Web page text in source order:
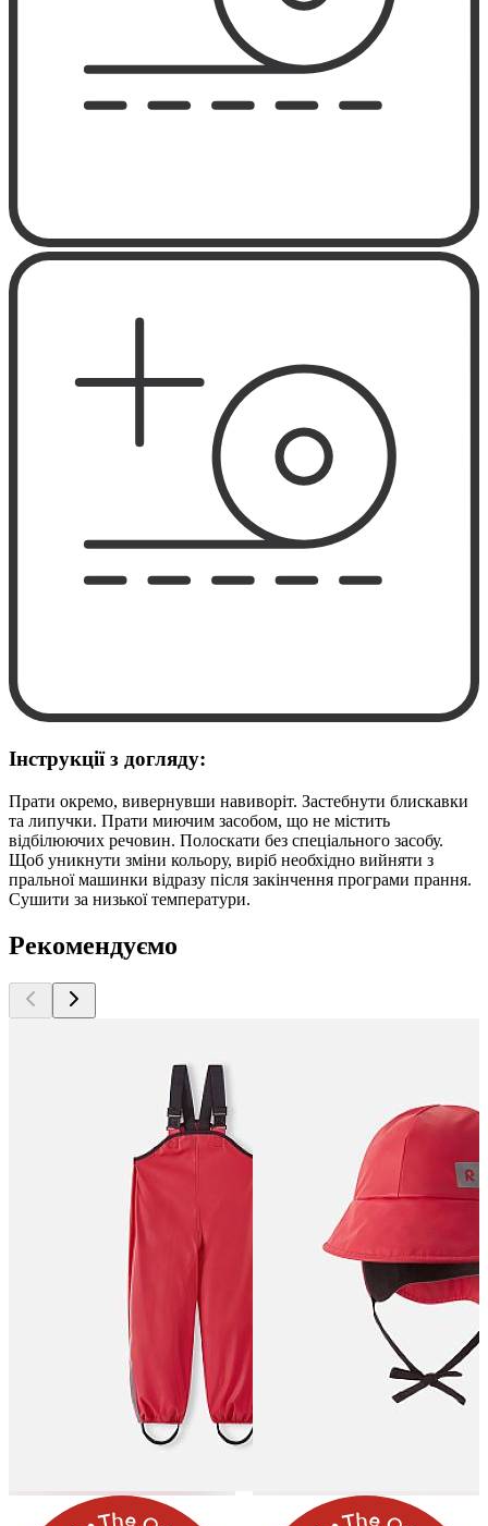
Інструкції з догляду:
Прати окремо, вивернувши навиворіт. Застебнути блискавки
та липучки. Прати миючим засобом, що не містить
відбілюючих речовин. Полоскати без спеціального засобу.
Щоб уникнути зміни кольору, виріб необхідно вийняти з
пральної машинки відразу після закінчення програми прання.
Сушити за низької температури.
Рекомендуємо